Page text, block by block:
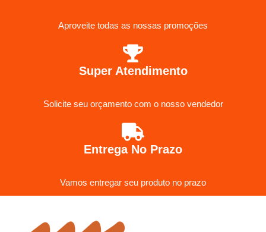
Aproveite todas as nossas promoções
Super Atendimento
Solicite seu orçamento com o nosso vendedor
Entrega No Prazo
Vamos entregar seu produto no prazo